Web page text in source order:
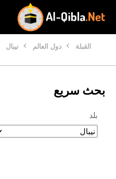
القبلة دول العالم نيبال
بحث سريع
بلد